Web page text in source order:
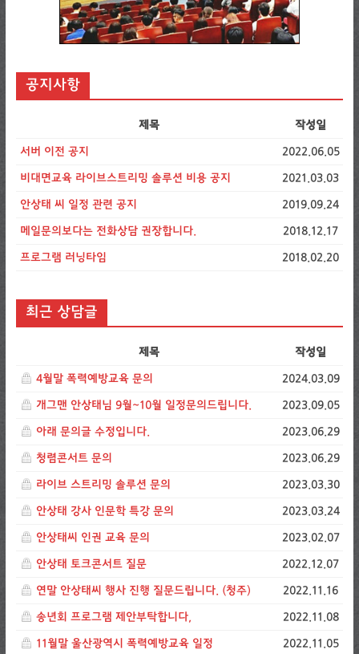
공지사항
제목 작성일
서버 이전 공지 2022.06.05
비대면교육 라이브스트리밍 솔루션 비용 공지 2021.03.03
안상태 씨 일정 관련 공지 2019.09.24
메일문의보다는 전화상담 권장합니다. 2018.12.17
프로그램 러닝타임 2018.02.20
최근 상담글
제목 작성일
4월말 폭력예방교육 문의 2024.03.09
개그맨 안상태님 9월~10월 일정문의드립니다. 2023.09.05
아래 문의글 수정입니다. 2023.06.29
청렴콘서트 문의 2023.06.29
라이브 스트리밍 솔루션 문의 2023.03.30
안상태 강사 인문학 특강 문의 2023.03.24
안상태씨 인권 교육 문의 2023.02.07
안상태 토크콘서트 질문 2022.12.07
연말 안상태씨 행사 진행 질문드립니다. (청주) 2022.11.16
송년회 프로그램 제안부탁합니다, 2022.11.08
11월말 울산광역시 폭력예방교육 일정 2022.11.05